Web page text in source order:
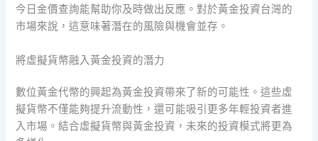
今日金價查詢能幫助你及時做出反應。對於黃金投資台灣的
市場來說，這意味著潛在的風險與機會並存。
將虛擬貨幣融入黃金投資的潛力
數位黃金代幣的興起為黃金投資帶來了新的可能性。這些虛
擬貨幣不僅能夠提升流動性，還可能吸引更多年輕投資者進
入市場。結合虛擬貨幣與黃金投資，未來的投資模式將更為